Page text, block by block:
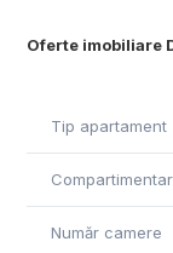
Oferte imobiliare
Tip apartament
Număr camere